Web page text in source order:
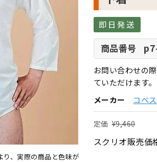
、実際の商品と色味が
即日発送
商品番号
お問い合わせの
ていただけます。
メーカー
コベ
定価 ¥9,460
スクリオ販売価